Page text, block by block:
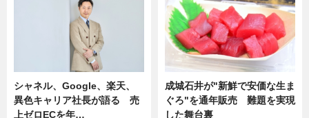
シャネル、Google、楽天、
異色キャリア社長が語る 売
上ゼロECを年…
成城石井が"新鮮で安価な生ま
ぐろ"を通年販売 難題を実現
した舞台裏